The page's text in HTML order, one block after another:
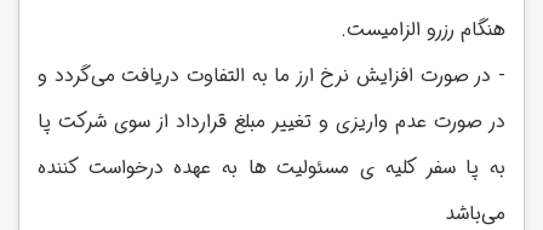
هنگام رزرو الزامیست.
- در صورت افزایش نرخ ارز ما به التفاوت دریافت می‌گردد و
در صورت عدم واریزی و تغییر مبلغ قرارداد از سوی شرکت پا
به پا سفر کلیه ی مسئولیت ها به عهده درخواست کننده
می‌باشد